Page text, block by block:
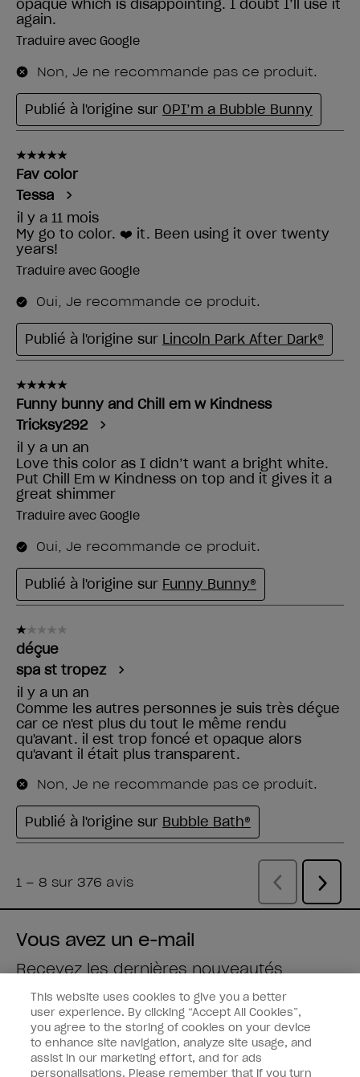
Vous avez un e-mail
Recevez les dernières nouveautés
Saisissez votre adresse e-mail *
Type de client
Fan de vernis
Professionnel
This website uses cookies to give you a better
user experience. By clicking “Accept All Cookies”,
you agree to the storing of cookies on your device
to enhance site navigation, analyze site usage, and
assist in our marketing effort, and for ads
personalisations. Please remember that if you turn